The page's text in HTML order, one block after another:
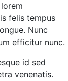
felis tempus
Nunc
efficitur nunc.
id sed
venenatis.